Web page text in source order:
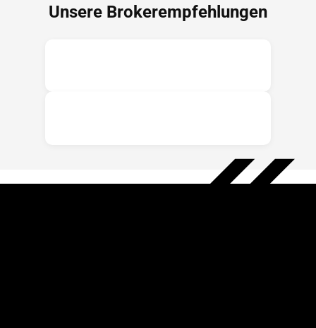
Unsere Brokerempfehlungen